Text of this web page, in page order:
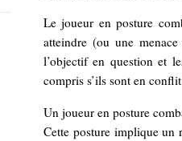
Le joueur en posture
atteindre (ou une
l’objectif en question et
compris s’ils sont en
Un joueur en posture
Cette posture implique un